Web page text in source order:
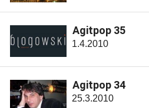
Agitpop 35
1.4.2010
Agitpop 34
25.3.2010